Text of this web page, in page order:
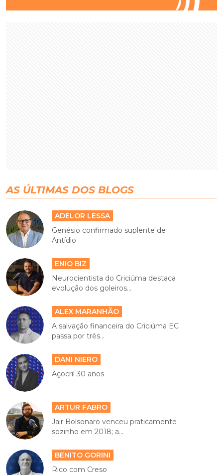
AS ÚLTIMAS DOS BLOGS
ADELOR LESSA
Genésio confirmado suplente de
Antídio
ENIO BIZ
Neurocientista do Criciúma destaca
evolução dos goleiros...
ALEX MARANHÃO
A salvação financeira do Criciúma EC
passa por três...
DANI NIERO
Açocril 30 anos
ARTUR FABRO
Jair Bolsonaro venceu praticamente
sozinho em 2018; a...
BENITO GORINI
Rico com Creso